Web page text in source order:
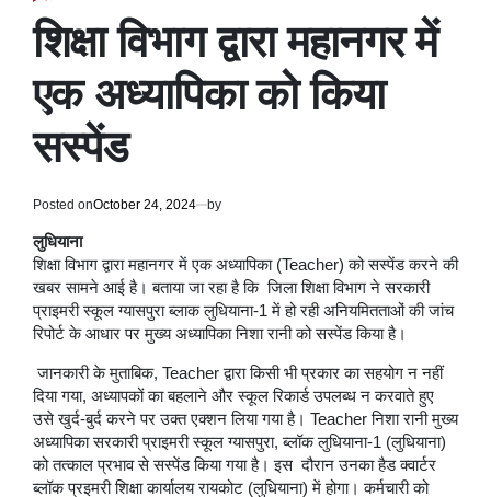
IN
शिक्षा विभाग द्वारा महानगर में
एक अध्यापिका को किया
सस्पेंड
Posted onOctober 24, 2024 by
लुधियाना
शिक्षा विभाग द्वारा महानगर में एक अध्यापिका (Teacher) को सस्पेंड करने की
खबर सामने आई है। बताया जा रहा है कि जिला शिक्षा विभाग ने सरकारी
प्राइमरी स्कूल ग्यासपुरा ब्लाक लुधियाना-1 में हो रही अनियमितताओं की जांच
रिपोर्ट के आधार पर मुख्य अध्यापिका निशा रानी को सस्पेंड किया है।
जानकारी के मुताबिक, Teacher द्वारा किसी भी प्रकार का सहयोग न नहीं
दिया गया, अध्यापकों का बहलाने और स्कूल रिकार्ड उपलब्ध न करवाते हुए
उसे खुर्द-बुर्द करने पर उक्त एक्शन लिया गया है। Teacher निशा रानी ​​मुख्य
अध्यापिका सरकारी प्राइमरी स्कूल ग्यासपुरा, ब्लॉक लुधियाना-1 (लुधियाना)
को तत्काल प्रभाव से सस्पेंड किया गया है। इस दौरान उनका हैड क्वार्टर
ब्लॉक प्रइमरी शिक्षा कार्यालय रायकोट (लुधियाना) में होगा। कर्मचारी को